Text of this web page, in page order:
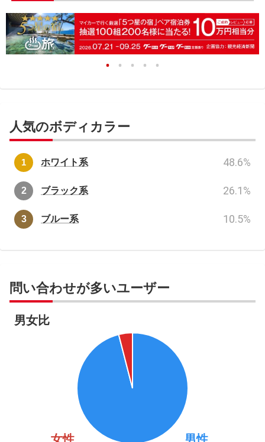
人気のボディカラー
ホワイト系 48.6%
ブラック系 26.1%
ブルー系 10.5%
問い合わせが多いユーザー
男女比
女性 男性